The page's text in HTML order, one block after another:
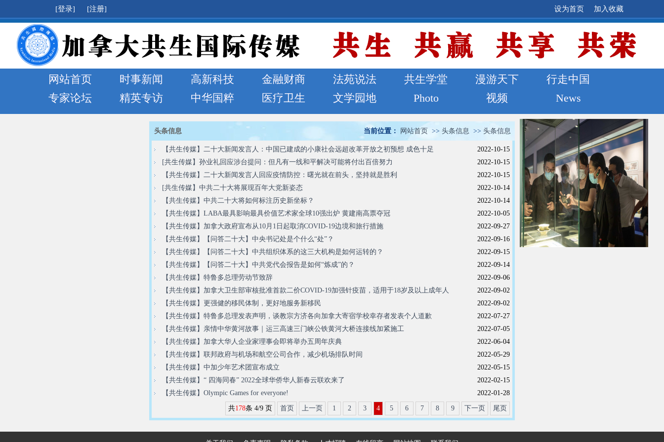
[登录] [注册] 加入收藏
设为首页
网站首页 时事新闻 高新科技 金融财商 法苑说法 共生学堂 漫游天下
行走中国
专家论坛
精英专访 中华国粹 医疗卫生 文学园地 Photo 视频 News
当前位置： 网站首页 >> 头条信息 >> 头条信息
头条信息
2022-10-15
【共生传媒】二十大新闻发言人：中国已建成的小康社会远超改革开放之初预想 成色十足
2022-10-15
[共生传媒】孙业礼回应涉台提问：但凡有一线和平解决可能将付出百倍努力
2022-10-15
【共生传媒】二十大新闻发言人回应疫情防控：曙光就在前头，坚持就是胜利
2022-10-14
[共生传媒】中共二十大将展现百年大党新姿态
2022-10-14
【共生传媒】中共二十大将如何标注历史新坐标？
2022-10-05
【共生传媒】LABA最具影响最具价值艺术家全球10强出炉 黄建南高票夺冠
2022-09-27
【共生传媒】加拿大政府宣布从10月1日起取消COVID-19边境和旅行措施
2022-09-16
【共生传媒】【问答二十大】中央书记处是个什么“处”？
2022-09-15
【共生传媒】【问答二十大】中共组织体系的这三大机构是如何运转的？
2022-09-14
【共生传媒】【问答二十大】中共党代会报告是如何“炼成”的？
2022-09-06
【共生传媒】特鲁多总理劳动节致辞
2022-09-02
【共生传媒】加拿大卫生部审核批准首款二价COVID-19加强针疫苗，适用于18岁及以上成年人
2022-09-02
【共生传媒】更强健的移民体制，更好地服务新移民
2022-07-27
【共生传媒】特鲁多总理发表声明，谈教宗方济各向加拿大寄宿学校幸存者发表个人道歉
2022-07-05
【共生传媒】亲情中华黄河故事｜运三高速三门峡公铁黄河大桥连接线加紧施工
2022-06-04
【共生传媒】加拿大华人企业家理事会即将举办五周年庆典
2022-05-29
【共生传媒】联邦政府与机场和航空公司合作，减少机场排队时间
2022-05-15
【共生传媒】中加少年艺术团宣布成立
2022-02-15
【共生传媒】“ 四海同春” 2022全球华侨华人新春云联欢来了
2022-01-28
【共生传媒】Olympic Games for everyone!
共178条 4/9 页 首页 上一页 1 2 3 4 5 6 7 8 9 下一页 尾页